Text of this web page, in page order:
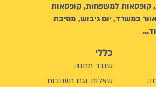
קופסאות למשפחות, קופסאות
במשרד, יום גיבוש, מסיבת
כללי
שובר מתנה
שאלות וגם תשובות